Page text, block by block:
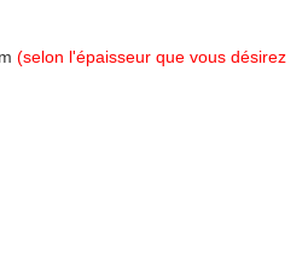
(selon l'épaisseur que vous désirez